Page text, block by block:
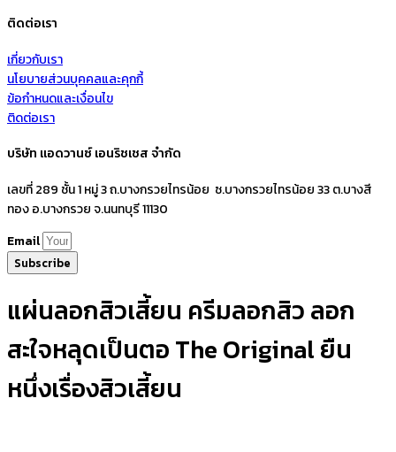
ติดต่อเรา
เกี่ยวกับเรา
นโยบายส่วนบุคคลและคุกกี้
ข้อกำหนดและเงื่อนไข
ติดต่อเรา
บริษัท แอดวานซ์ เอนริชเชส จำกัด
เลขที่ 289 ชั้น 1 หมู่ 3 ถ.บางกรวยไทรน้อย ซ.บางกรวยไทรน้อย 33 ต.บางสี
ทอง อ.บางกรวย จ.นนทบุรี 11130
Email
Subscribe
แผ่นลอกสิวเสี้ยน ครีมลอกสิว ลอก
สะใจหลุดเป็นตอ The Original ยืน
หนึ่งเรื่องสิวเสี้ยน